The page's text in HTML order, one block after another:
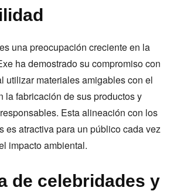
una preocupación creciente en la
ha demostrado su compromiso con
utilizar materiales amigables con el
la fabricación de sus productos y
Esta alineación con los
es atractiva para un público cada vez
impacto ambiental.
de celebridades y